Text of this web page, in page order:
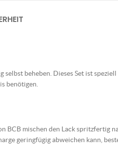
selbst beheben. Dieses Set ist
benötigen.
BCB mischen den Lack spritzfertig
geringfügig abweichen kann,